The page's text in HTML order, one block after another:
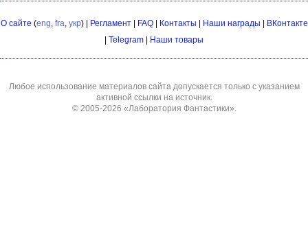
О сайте (eng fra укр) | Регламент| FAQ| Контакты | Наши награды | ВКонтакте
| Telegram | Наши товары
Любое использование материалов сайта допускается только с указанием
активной ссылки на источник.
© 2005-2026 «Лаборатория Фантастики»